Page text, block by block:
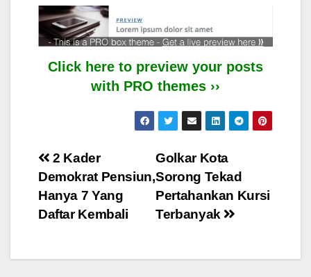
Click here to preview your posts
with PRO themes ››
Post
navigation
Golkar Kota
Sorong Tekad
Pertahankan Kursi
Terbanyak
2 Kader
Demokrat Pensiun,
Hanya 7 Yang
Daftar Kembali